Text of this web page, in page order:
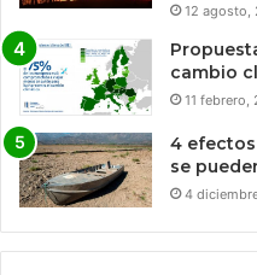
12 agosto,
cambio
11 febrero,
4
se
4